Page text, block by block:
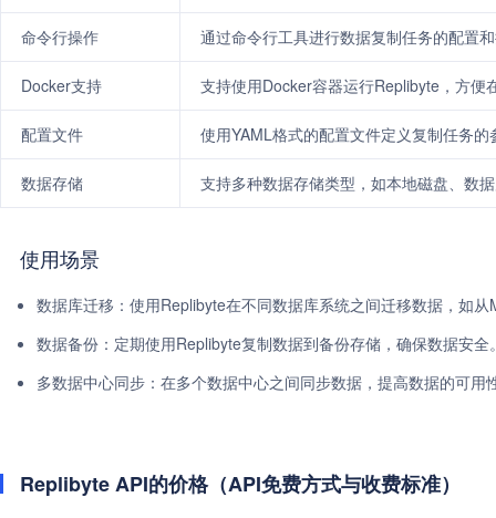
命令行操作 通过命令行工具进行数据复制任务的配置
Docker支持 支持使用Docker容器运行Replibyte，方便
配置文件 使用YAML格式的配置文件定义复制任务的
数据存储 支持多种数据存储类型，如本地磁盘、数
使用场景
数据库迁移：使用Replibyte在不同数据库系统之间迁移数据，如
数据备份：定期使用Replibyte复制数据到备份存储，确保数据安全
多数据中心同步：在多个数据中心之间同步数据，提高数据的可用
Replibyte API的价格（API免费方式与收费标准）